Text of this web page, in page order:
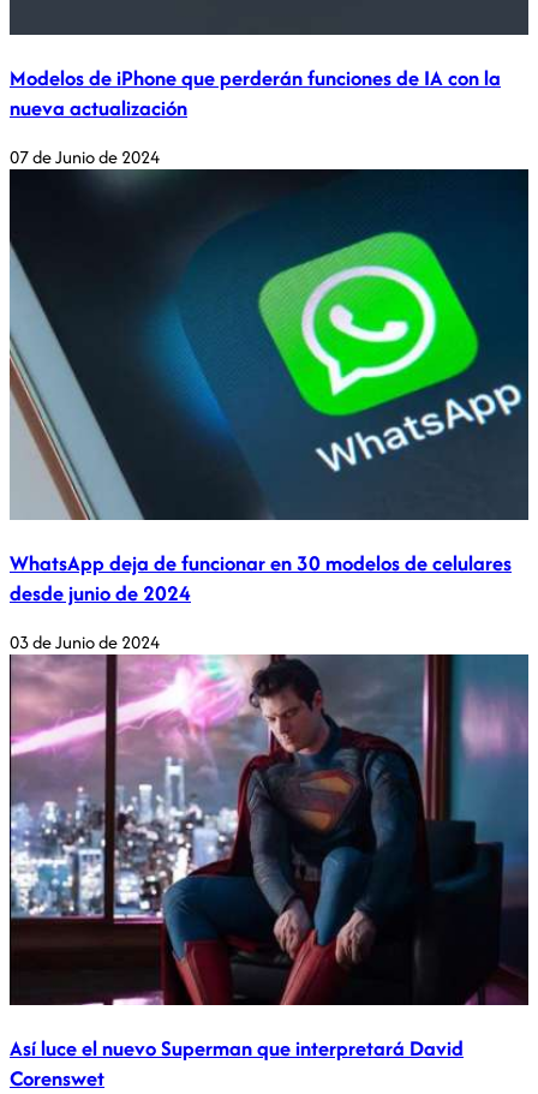
Modelos de iPhone que perderán funciones de IA con la
nueva actualización
07 de Junio de 2024
WhatsApp deja de funcionar en 30 modelos de celulares
desde junio de 2024
03 de Junio de 2024
Así luce el nuevo Superman que interpretará David
Corenswet